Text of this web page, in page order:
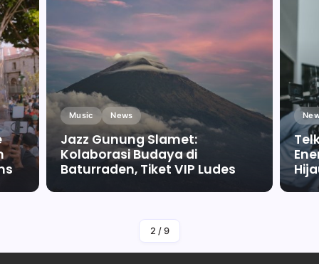
Music News
Jazz Gunung Slamet:
Kolaborasi Budaya di
Baturraden, Tiket VIP Ludes
By Falah Malaika Az Zahra
2 / 9